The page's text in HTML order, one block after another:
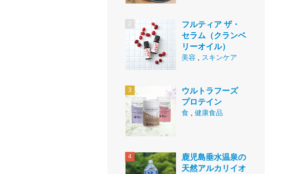
フルティア ザ・
セラム（クランベ
リーオイル）
美容 スキンケア
ウルトラフーズ
プロテイン
食 健康食品
鹿児島垂水温泉の
天然アルカリイオ